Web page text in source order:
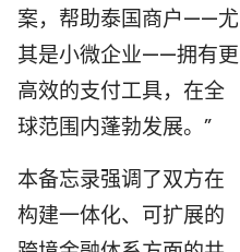
案，帮助泰国商户——尤
其是小微企业——拥有更
高效的支付工具，在全
球范围内蓬勃发展。”
本备忘录强调了双方在
构建一体化、可扩展的